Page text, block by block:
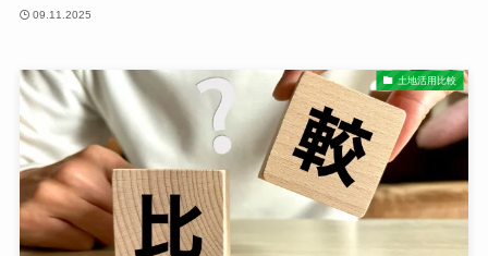
09.11.2025
土地活用比較